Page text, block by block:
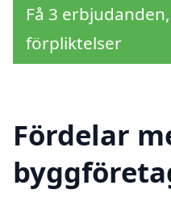
Få 3
förpliktelser
Fördelar